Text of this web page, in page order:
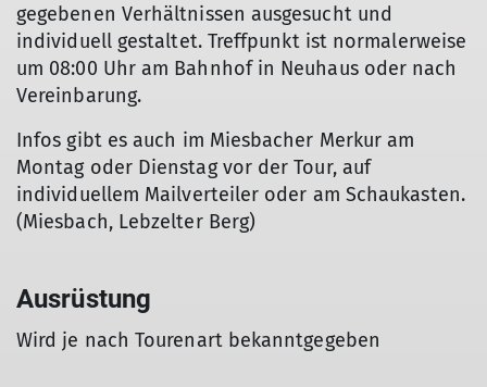
gegebenen Verhältnissen ausgesucht und
individuell gestaltet. Treffpunkt ist normalerweise
um 08:00 Uhr am Bahnhof in Neuhaus oder nach
Vereinbarung.
Infos gibt es auch im Miesbacher Merkur am
Montag oder Dienstag vor der Tour, auf
individuellem Mailverteiler oder am Schaukasten.
(Miesbach, Lebzelter Berg)
Ausrüstung
Wird je nach Tourenart bekanntgegeben